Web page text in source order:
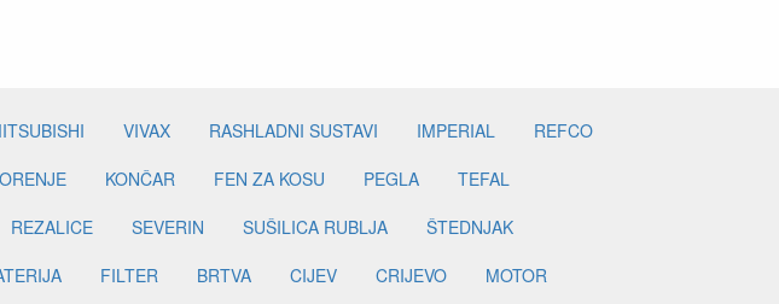
VIVAX RASHLADNI SUSTAVI IMPERIAL
REFCO
KONČAR FEN ZA KOSU PEGLA
TEFAL
REZALICE SEVERIN SUŠILICA RUBLJA
ŠTEDNJAK
FILTER BRTVA CIJEV CRIJEVO
MOTOR